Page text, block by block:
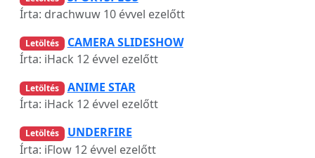
Írta: drachwuw 10 évvel ezelőtt
Letöltés
CAMERA SLIDESHOW
Írta: iHack 12 évvel ezelőtt
Letöltés
ANIME STAR
Írta: iHack 12 évvel ezelőtt
Letöltés
UNDERFIRE
Írta: iFlow 12 évvel ezelőtt